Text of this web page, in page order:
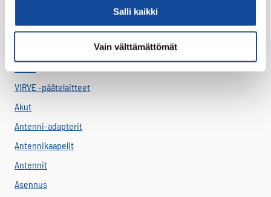
Salli kaikki
Vain välttämättömät
VIRVE -päätelaitteet
Akut
Antenni-adapterit
Antennikaapelit
Antennit
Asennus